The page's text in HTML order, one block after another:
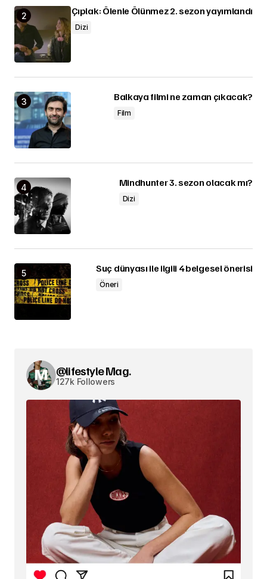
Çıplak: Ölenle Ölünmez 2. sezon yayımlandı
Dizi
Balkaya filmi ne zaman çıkacak?
Film
Mindhunter 3. sezon olacak mı?
Dizi
Suç dünyası ile ilgili 4 belgesel önerisi
Öneri
@lifestyle Mag.
127k Followers